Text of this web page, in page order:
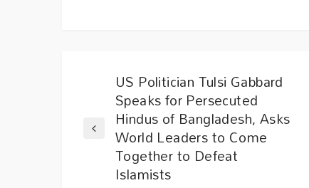
US Politician Tulsi Gabbard
Speaks for Persecuted
Hindus of Bangladesh, Asks
World Leaders to Come
Together to Defeat
Islamists